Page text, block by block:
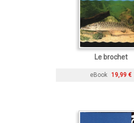
Le brochet
eBook 19,99 €